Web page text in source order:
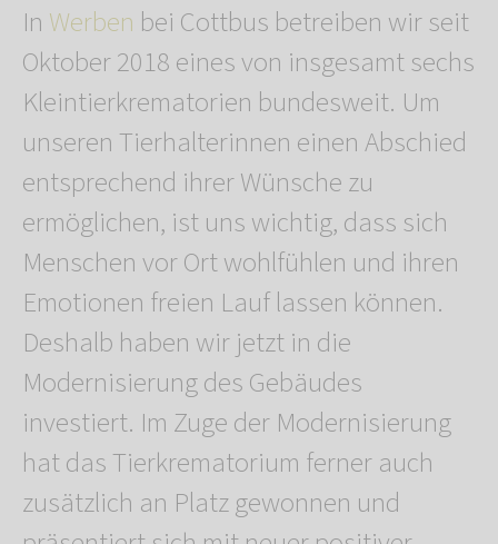
In Werben bei Cottbus betreiben wir seit
Oktober 2018 eines von insgesamt sechs
Kleintierkrematorien bundesweit. Um
unseren Tierhalterinnen einen Abschied
entsprechend ihrer Wünsche zu
ermöglichen, ist uns wichtig, dass sich
Menschen vor Ort wohlfühlen und ihren
Emotionen freien Lauf lassen können.
Deshalb haben wir jetzt in die
Modernisierung des Gebäudes
investiert. Im Zuge der Modernisierung
hat das Tierkrematorium ferner auch
zusätzlich an Platz gewonnen und